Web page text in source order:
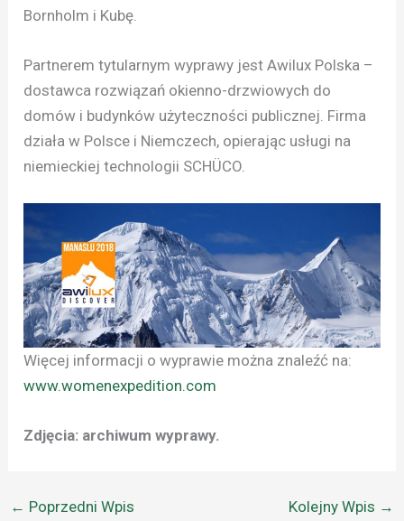
Bornholm i Kubę.
Partnerem tytularnym wyprawy jest Awilux Polska –
dostawca rozwiązań okienno-drzwiowych do
domów i budynków użyteczności publicznej. Firma
działa w Polsce i Niemczech, opierając usługi na
niemieckiej technologii SCHÜCO.
Więcej informacji o wyprawie można znaleźć na:
www.womenexpedition.com
Zdjęcia: archiwum wyprawy.
← Poprzedni Wpis Kolejny Wpis →